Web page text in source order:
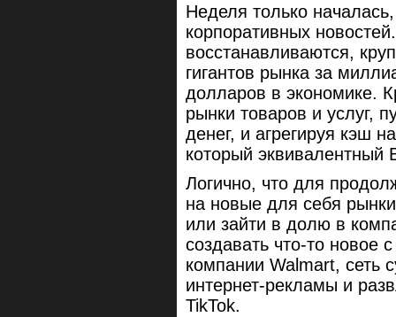
Неделя только
корпоративных
восстанавливаются,
гигантов рынка за
долларов в экономике.
рынки товаров и услуг,
денег, и агрегируя кэш
который
Логично, что для
на новые для себя
или зайти в долю в
создавать что-то
компании Walmart, сеть
интернет-рекламы и
TikTok.